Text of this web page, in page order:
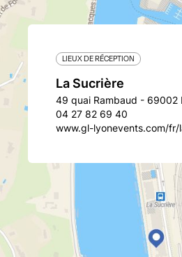
LIEUX DE RÉCEPTION
La Sucrière
49 quai Rambaud - 69002
04 27 82 69 40
www.gl-lyonevents.com/fr/